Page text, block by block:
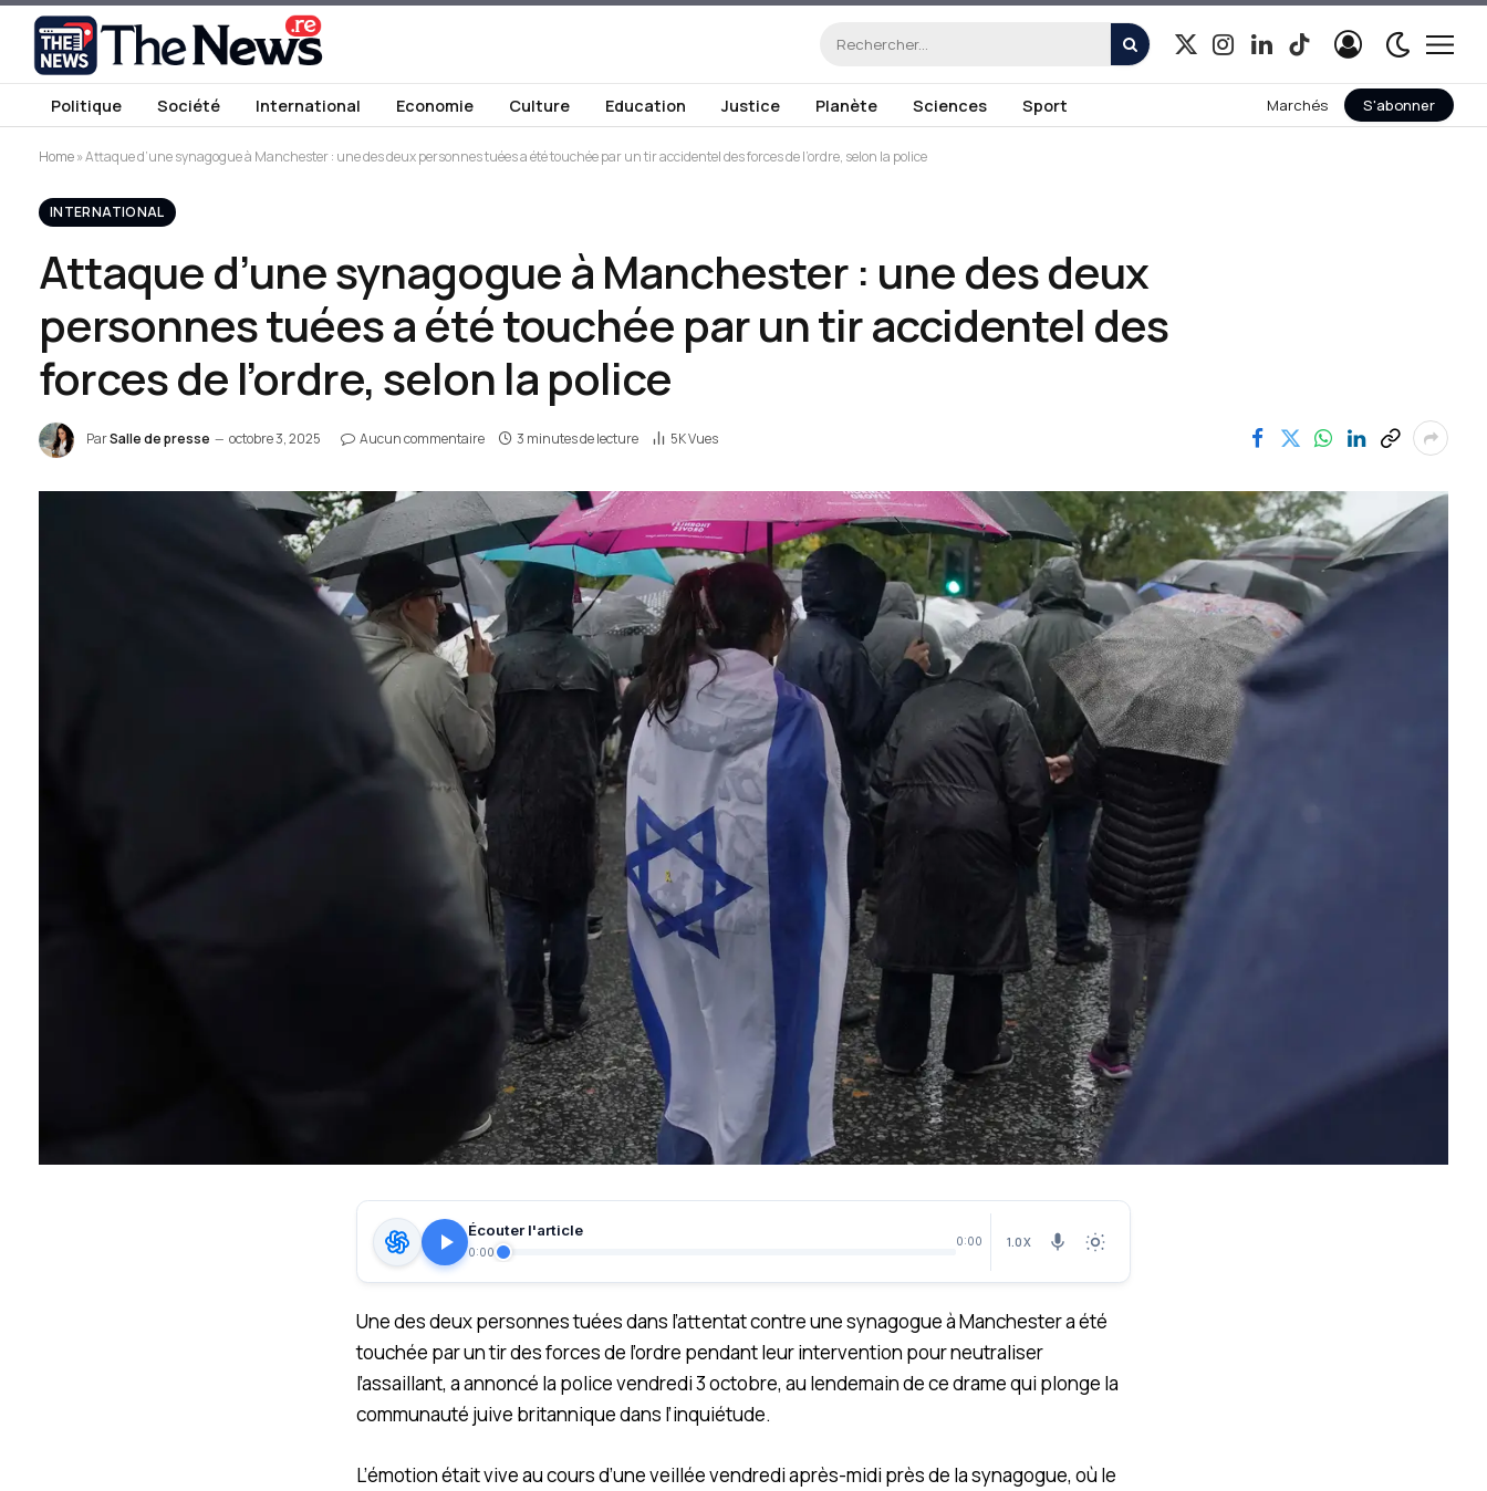
X
Instagram
LinkedInTikTok
Politique Société International Economie Culture Education Justice Planète Sciences Sport Marchés S'abonner
Home»Attaque d’une synagogue à Manchester : une des deux personnes tuées a été touchée par un tir accidentel des forces de l’ordre, selon la police
INTERNATIONAL
Attaque d’une synagogue à Manchester : une des deux
personnes tuées a été touchée par un tir accidentel des
forces de l’ordre, selon la police
ParSalle de presse octobre 3, 2025 Aucun commentaire 3 minutes de lecture 5KVues
Écouter l'article
0:00
0:00 1.0X
Une des deux personnes tuées dans l’attentat contre une synagogue à Manchester a été
touchée par un tir des forces de l’ordre pendant leur intervention pour neutraliser
l’assaillant, a annoncé la police vendredi 3 octobre, au lendemain de ce drame qui plonge la
communauté juive britannique dans l’inquiétude.
L’émotion était vive au cours d’une veillée vendredi après-midi près de la synagogue, où le